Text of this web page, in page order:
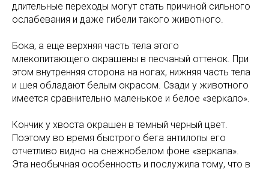
длительные переходы могут стать причиной сильного
ослабевания и даже гибели такого животного.
Бока, а еще верхняя часть тела этого
млекопитающего окрашены в песчаный оттенок. При
этом внутренняя сторона на ногах, нижняя часть тела
и шея обладают белым окрасом. Сзади у животного
имеется сравнительно маленькое и белое «зеркало».
Кончик у хвоста окрашен в темный черный цвет.
Поэтому во время быстрого бега антилопы его
отчетливо видно на снежнобелом фоне «зеркала».
Эта необычная особенность и послужила тому, что в